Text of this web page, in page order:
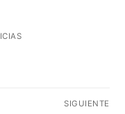
SIGUIENTE